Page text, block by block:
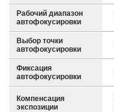
Рабочий диапазон
автофокусировки
Выбор точки
автофокусировки
Фиксация
автофокусировки
Компенсация
экспозиции